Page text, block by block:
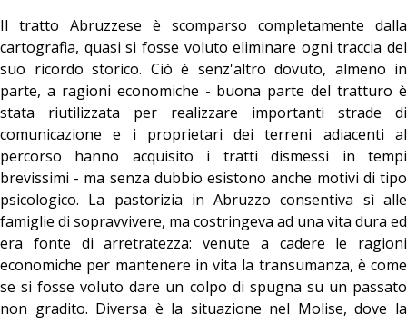
Il tratto Abruzzese è scomparso completamente dalla
cartografia, quasi si fosse voluto eliminare ogni traccia del
suo ricordo storico. Ciò è senz'altro dovuto, almeno in
parte, a ragioni economiche - buona parte del tratturo è
stata riutilizzata per realizzare importanti strade di
comunicazione e i proprietari dei terreni adiacenti al
percorso hanno acquisito i tratti dismessi in tempi
brevissimi - ma senza dubbio esistono anche motivi di tipo
psicologico. La pastorizia in Abruzzo consentiva sì alle
famiglie di sopravvivere, ma costringeva ad una vita dura ed
era fonte di arretratezza: venute a cadere le ragioni
economiche per mantenere in vita la transumanza, è come
se si fosse voluto dare un colpo di spugna su un passato
non gradito. Diversa è la situazione nel Molise, dove la